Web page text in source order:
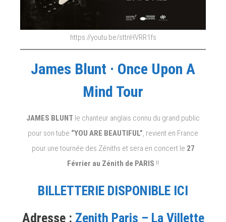
https://youtu.be/sttnHVRR1fs
James Blunt · Once Upon A
Mind Tour
JAMES BLUNT le chanteur anglais connu du grand public
pour son tube “YOU ARE BEAUTIFUL”, revient en France
pour une tournée des Zéniths et sera en concert le 27
Février au Zénith de PARIS !!
BILLETTERIE DISPONIBLE ICI
Adresse : Zenith Paris – La Villette